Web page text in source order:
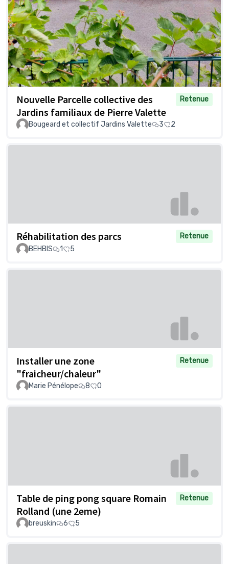
Nouvelle Parcelle collective des
Jardins familiaux de Pierre Valette
Retenue
Bougeard et collectif Jardins Valette 3 2
Réhabilitation des parcs
Retenue
BEHBIS
1 5
Installer une zone
"fraicheur/chaleur"
Retenue
Marie Pénélope 8 0
Table de ping pong square Romain
Rolland (une 2eme)
Retenue
breuskin 6 5